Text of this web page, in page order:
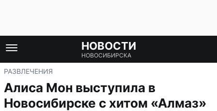
НОВОСТИ
НОВОСИБИРСКА
РАЗВЛЕЧЕНИЯ
Алиса Мон выступила в
Новосибирске с хитом «Алмаз»